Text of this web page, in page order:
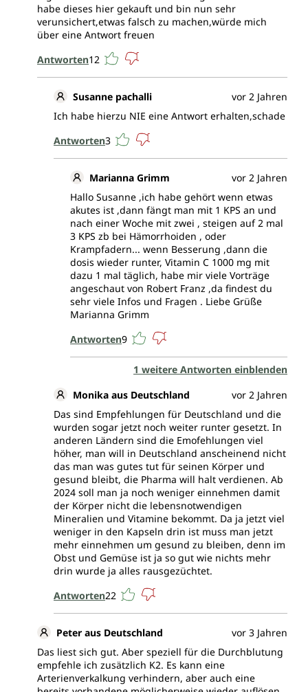
habe dieses hier gekauft und bin nun sehr
verunsichert,etwas falsch zu machen,würde mich
über eine Antwort freuen
Antworten12
Susanne pachalli
vor 2 Jahren
Ich habe hierzu NIE eine Antwort erhalten,schade
Antworten3
Marianna Grimm
vor 2 Jahren
Hallo Susanne ,ich habe gehört wenn etwas
akutes ist ,dann fängt man mit 1 KPS an und
nach einer Woche mit zwei , steigen auf 2 mal
3 KPS zb bei Hämorrhoiden , oder
Krampfadern... wenn Besserung ,dann die
dosis wieder runter, Vitamin C 1000 mg mit
dazu 1 mal täglich, habe mir viele Vorträge
angeschaut von Robert Franz ,da findest du
sehr viele Infos und Fragen . Liebe Grüße
Marianna Grimm
Antworten9
1 weitere Antworten einblenden
Monika aus Deutschland
vor 2 Jahren
Das sind Empfehlungen für Deutschland und die
wurden sogar jetzt noch weiter runter gesetzt. In
anderen Ländern sind die Emofehlungen viel
höher, man will in Deutschland anscheinend nicht
das man was gutes tut für seinen Körper und
gesund bleibt, die Pharma will halt verdienen. Ab
2024 soll man ja noch weniger einnehmen damit
der Körper nicht die lebensnotwendigen
Mineralien und Vitamine bekommt. Da ja jetzt viel
weniger in den Kapseln drin ist muss man jetzt
mehr einnehmen um gesund zu bleiben, denn im
Obst und Gemüse ist ja so gut wie nichts mehr
drin wurde ja alles rausgezüchtet.
Antworten22
Peter aus Deutschland
vor 3 Jahren
Das liest sich gut. Aber speziell für die Durchblutung
empfehle ich zusätzlich K2. Es kann eine
Arterienverkalkung verhindern, aber auch eine